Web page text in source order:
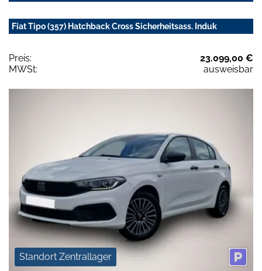
Fiat Tipo (357) Hatchback Cross Sicherheitsass. Induk
Preis:
23.099,00 €
MWSt:
ausweisbar
Standort Zentrallager